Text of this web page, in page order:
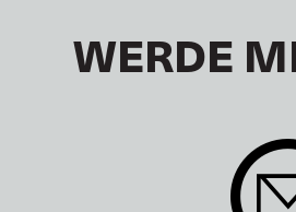
WERDE